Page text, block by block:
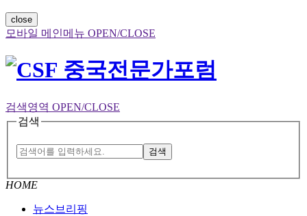
close
모바일 메인메뉴 OPEN/CLOSE
검색영역 OPEN/CLOSE
검색
검색
HOME
뉴스브리핑